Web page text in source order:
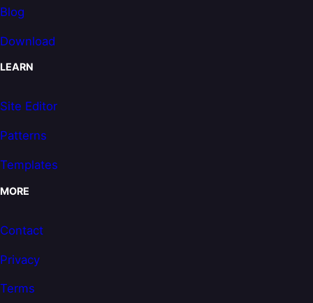
Blog
Download
LEARN
Site Editor
Patterns
Templates
MORE
Contact
Privacy
Terms